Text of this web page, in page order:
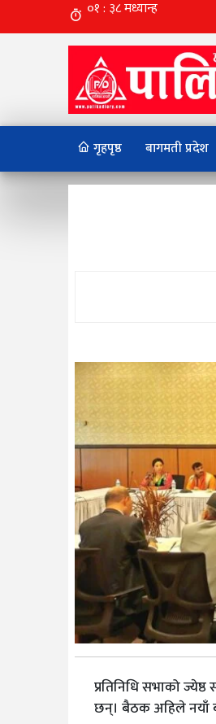
गृहपृष्ठ बागमती प्रदेश
प्रतिनिधि सभाको
छन्। बैठक अहिले नयाँ